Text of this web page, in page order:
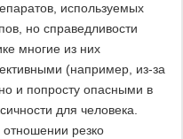
используемых
но справедливости
многие из них
(например, из-за
и попросту опасными в
для человека.
отношении резко